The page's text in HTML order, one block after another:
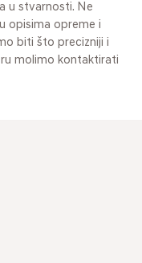
u stvarnosti. Ne
opisima opreme i
biti što precizniji i
molimo kontaktirati